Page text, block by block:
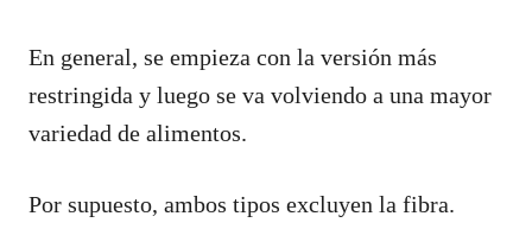
En general, se empieza con la versión más
restringida y luego se va volviendo a una mayor
variedad de alimentos.
Por supuesto, ambos tipos excluyen la fibra.